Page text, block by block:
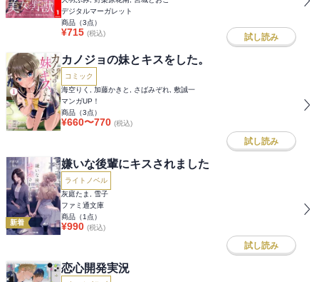
デジタルマーガレット
商品（3点）
¥715 (税込) 試し読み
カノジョの妹とキスをした。
コミック
海空りく, 加藤かきと, さばみぞれ, 敷誠一
マンガUP！
商品（3点）
¥660〜770 (税込)
試し読み
新着
嫌いな後輩にキスされました
ライトノベル
灰庭たま, 雪子
ファミ通文庫
商品（1 点）
¥990 (税込)
試し読み
恋心開発実況